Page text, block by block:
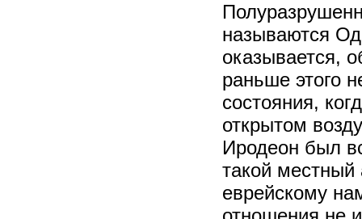
называются
оказывается,
раньше этого
состояния,
открытом
Иродеон был
такой местный
еврейскому